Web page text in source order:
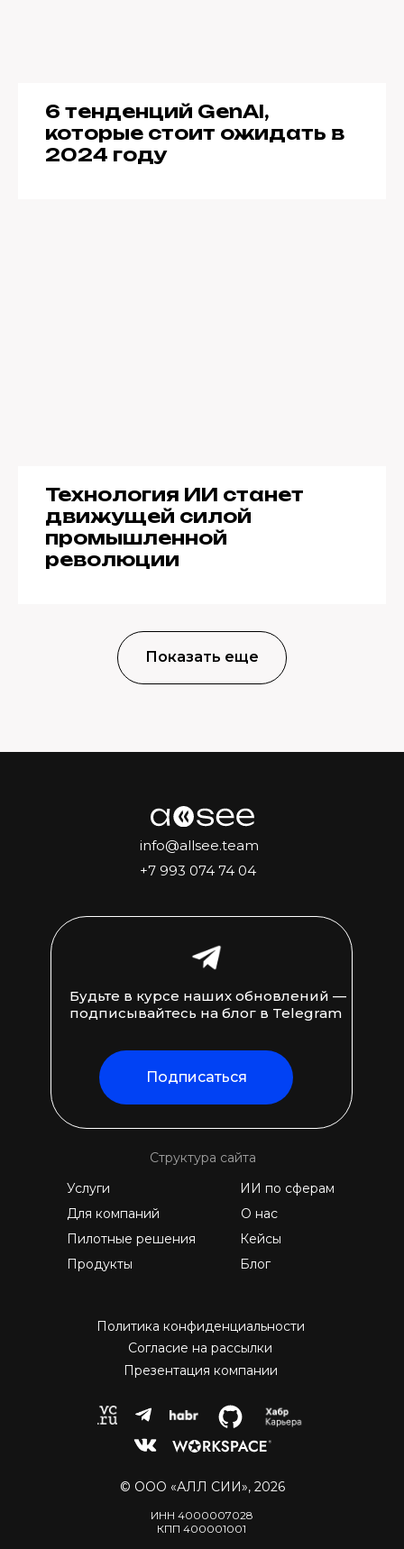
6 тенденций GenAI,
которые стоит ожидать в
2024 году
Технология ИИ станет
движущей силой
промышленной
революции
Показать еще
© ООО «АЛЛ СИИ», 2026
+7 993 074 74 04
Презентация компании
Согласие на рассылки
Политика конфиденциальности
ИНН 4000007028
КПП 400001001
Подписаться
Будьте в курсе наших обновлений —
подписывайтесь на блог в Telegram
Блог
Продукты
Для компаний
ИИ по сферам
Пилотные решения
Услуги
Кейсы
О нас
Структура сайта
info@allsee.team